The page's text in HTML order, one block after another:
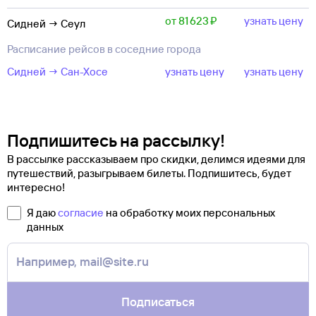
Сидней → Сеул от 81 ⁠623 ⁠₽ узнать цену
Расписание рейсов в соседние города
Сидней → Сан-Хосе
узнать цену узнать цену
Подпишитесь на рассылку!
В рассылке рассказываем про скидки, делимся идеями для
путешествий, разыгрываем билеты. Подпишитесь, будет
интересно!
Я даюсогласие на обработку моих персональных
данных
Подписаться